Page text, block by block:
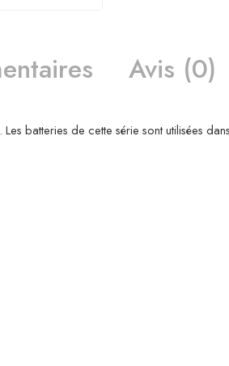
Avis (0)
batteries de cette série sont utilisées